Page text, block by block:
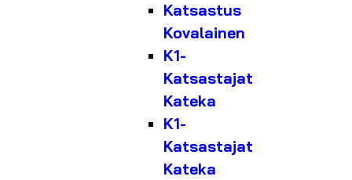
Katsastus
Kovalainen
K1-
Katsastajat
Kateka
K1-
Katsastajat
Kateka